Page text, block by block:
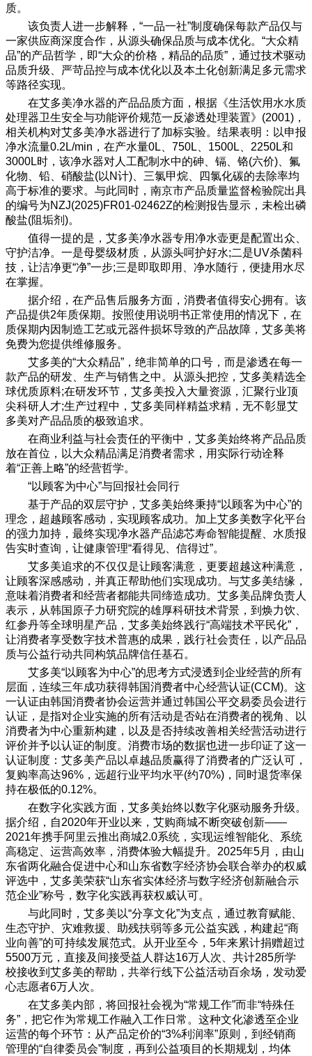
质。
该负责人进一步解释，“一品一社”制度确保每款产品仅与
一家供应商深度合作，从源头确保品质与成本优化。“大众精
品”的产品哲学，即“大众的价格，精品的品质”，通过技术驱动
品质升级、严苛品控与成本优化以及本土化创新满足多元需求
等路径实现。
在艾多美净水器的产品品质方面，根据《生活饮用水水质
处理器卫生安全与功能评价规范一反渗透处理装置》(2001)，
相关机构对艾多美净水器进行了加标实验。结果表明：以申报
净水流量0.2L/min，在产水量0L、750L、1500L、2250L和
3000L时，该净水器对人工配制水中的砷、镉、铬(六价)、氟
化物、 铅 、硝酸盐(以N计)、三氯甲烷、四氯化碳的去除率均
高于标准的要求。与此同时，南京市产品质量监督检验院出具
的编号为NZJ(2025)FR01-02462Z的检测报告显示，未检出磷
酸盐(阻垢剂)。
值得一提的是，艾多美净水器专用净水壶更是配置出众、
守护洁净。一是母婴级材质，从源头呵护好水;二是UV杀菌科
技，让洁净更“净”一步;三是即取即用、净水随行，便捷用水尽
在掌握。
据介绍，在产品售后服务方面，消费者值得安心拥有。该
产品提供2年质保期。按照使用说明书正常使用的情况下，在
质保期内因制造工艺或元器件损坏导致的产品故障，艾多美将
免费为您提供维修服务。
艾多美的“大众精品”，绝非简单的口号，而是渗透在每一
款产品的研发、生产与销售之中。从源头把控，艾多美精选全
球优质原料;在研发环节，艾多美投入大量资源，汇聚行业顶
尖科研人才;生产过程中，艾多美同样精益求精，无不彰显艾
多美对产品品质的极致追求。
在商业利益与社会责任的平衡中，艾多美始终将产品品质
放在首位，以大众精品满足消费者需求，用实际行动诠释
着“正善上略”的经营哲学。
“以顾客为中心”与回报社会同行
基于产品的双层守护，艾多美始终秉持“以顾客为中心”的
理念，超越顾客感动，实现顾客成功。加上艾多美数字化平台
的强力加持，最终实现净水器产品滤芯寿命智能提醒、水质报
告实时查询，让健康管理“看得见、信得过”。
艾多美追求的不仅仅是让顾客满意，更要超越这种满意，
让顾客深感感动，并真正帮助他们实现成功。与艾多美结缘，
意味着消费者和经营者都能共同缔造成功。艾多美品牌负责人
表示，从韩国原子力研究院的雄厚科研技术背景，到焕力饮、
红参丹等全球明星产品，艾多美始终践行“高端技术平民化”，
让消费者享受数字技术普惠的成果，践行社会责任，以产品品
质与公益行动共同构筑品牌信任基石。
艾多美“以顾客为中心”的思考方式浸透到企业经营的所有
层面，连续三年成功获得韩国消费者中心经营认证(CCM)。这
一认证由韩国消费者协会运营并通过韩国公平交易委员会进行
认证，是指对企业实施的所有活动是否站在消费者的视角、以
消费者为中心重新构建，以及是否持续改善相关经营活动进行
评价并予以认证的制度。消费市场的数据也进一步印证了这一
认证制度：艾多美产品以卓越品质赢得了消费者的广泛认可，
复购率高达96%，远超行业平均水平(约70%)，同时退货率保
持在极低的0.12%。
在数字化实践方面，艾多美始终以数字化驱动服务升级。
据介绍，自2020年开业以来，艾购商城不断突破创新——
2021年携手阿里云推出商城2.0系统，实现运维智能化、系统
高稳定、运营高效率，消费体验大幅提升。2025年5月，由山
东省两化融合促进中心和山东省数字经济协会联合举办的权威
评选中，艾多美荣获“山东省实体经济与数字经济创新融合示
范企业”称号，数字化实践再获权威认可。
与此同时，艾多美以“分享文化”为支点，通过教育赋能、
生态守护、灾难救援、助残扶弱等多元公益实践，构建起“商
业向善”的可持续发展范式。从开业至今，5年来累计捐赠超过
5500万元，直接及间接受益人群达16万人次、共计285所学
校接收到艾多美的帮助，共举行线下公益活动百余场，发动爱
心志愿者6万人次。
在艾多美内部，将回报社会视为“常规工作”而非“特殊任
务”，把它作为常规工作融入工作日常。这种文化渗透至企业
运营的每个环节：从产品定价的“3%利润率”原则，到经销商
管理的“自律委员会”制度，再到公益项目的长期规划，均体